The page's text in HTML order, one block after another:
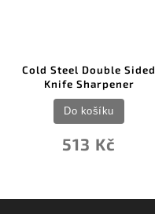
Cold Steel Double Sided
Knife Sharpener
513 Kč
Do košíku